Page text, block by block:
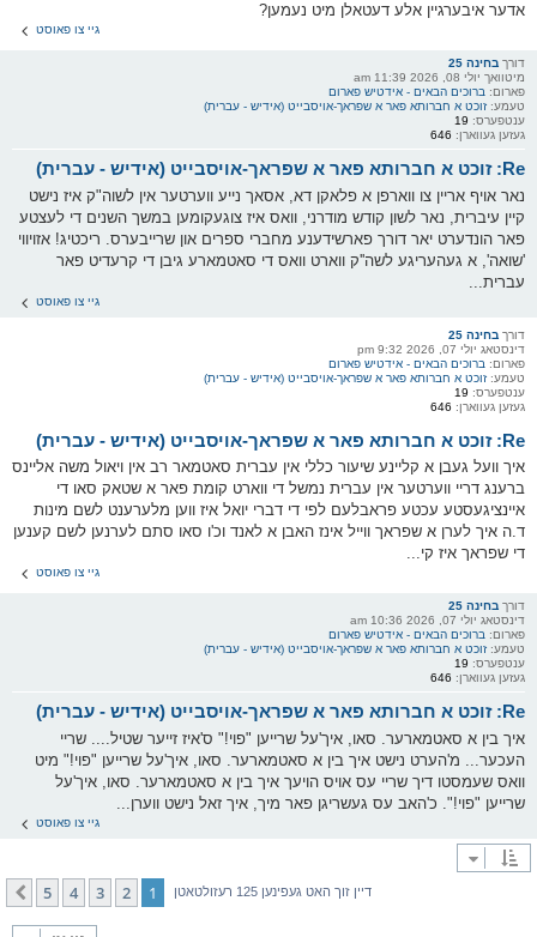
אדער איבערגיין אלע דעטאלן מיט נעמען?
גיי צו פאוסט
דורך בחינה 25
מיטוואך יולי 08, 2026 11:39 am
פארום: ברוכים הבאים - אידטיש פארום
טעמע: זוכט א חברותא פאר א שפראך-אויסבייט (אידיש - עברית)
ענטפערס: 19
געזען געווארן: 646
Re: זוכט א חברותא פאר א שפראך-אויסבייט (אידיש - עברית)
נאר אויף אריין צו ווארפן א פלאקן דא, אסאך נייע ווערטער אין לשוה"ק איז נישט
קיין עיברית, נאר לשון קודש מודרני, וואס איז צוגעקומען במשך השנים די לעצטע
פאר הונדערט יאר דורך פארשידענע מחברי ספרים און שרייבערס. ריכטיג! אזויווי
'שואה', א געהעריגע לשה''ק ווארט וואס די סאטמארע גיבן די קרעדיט פאר
עברית...
גיי צו פאוסט
דורך בחינה 25
דינסטאג יולי 07, 2026 9:32 pm
פארום: ברוכים הבאים - אידטיש פארום
טעמע: זוכט א חברותא פאר א שפראך-אויסבייט (אידיש - עברית)
ענטפערס: 19
געזען געווארן: 646
Re: זוכט א חברותא פאר א שפראך-אויסבייט (אידיש - עברית)
איך וועל געבן א קליינע שיעור כללי אין עברית סאטמאר רב אין ויאול משה אליינס
ברענג דריי ווערטער אין עברית נמשל די ווארט קומת פאר א שטאק סאו די
איינציגעסטע עכטע פראבלעם לפי די דברי יואל איז ווען מלערענט לשם מינות
ד.ה איך לערן א שפראך ווייל אינז האבן א לאנד וכ'ו סאו סתם לערנען לשם קענען
די שפראך איז קי...
גיי צו פאוסט
דורך בחינה 25
דינסטאג יולי 07, 2026 10:36 am
פארום: ברוכים הבאים - אידטיש פארום
טעמע: זוכט א חברותא פאר א שפראך-אויסבייט (אידיש - עברית)
ענטפערס: 19
געזען געווארן: 646
Re: זוכט א חברותא פאר א שפראך-אויסבייט (אידיש - עברית)
איך בין א סאטמארער. סאו, איך'על שרייען "פוי!" ס'איז זייער שטיל.... שריי
העכער... מ'הערט נישט איך בין א סאטמארער. סאו, איך'על שרייען "פוי!" מיט
וואס שעמסטו דיך שריי עס אויס הויעך איך בין א סאטמארער. סאו, איך'על
שרייען "פוי!". כ'האב עס געשריגן פאר מיך, איך זאל נישט ווערן...
גיי צו פאוסט
דיין זוך האט געפינען 125 רעזולטאטן 1
2
3
4
5
קומענדיגע